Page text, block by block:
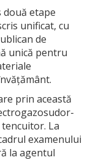
două etape
unificat, cu
de
unică pentru
prin această
La
examenului
la agentul